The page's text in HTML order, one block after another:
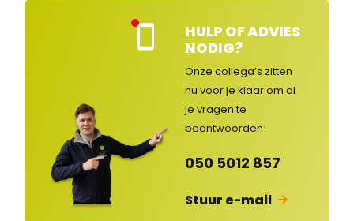
nte
en
HULP OF ADVIES
NODIG?
Onze collega’s zitten
nu voor je klaar om al
je vragen te
beantwoorden!
050 5012 857
Stuur e-mail